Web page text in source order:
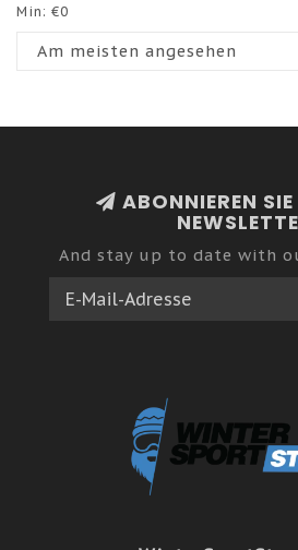
Min: €0
Am meisten angesehen
ABONNIEREN SIE
And stay up to date with